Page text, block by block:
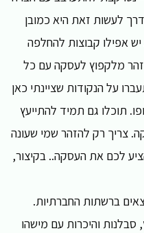
לעשות זאת היא כמובן
יש אפילו קבוצות להחלפה
מלקפוץ לעסקה עם כל
על הנקודות שציינתי כאן
תוכלו גם תמיד להתייעץ
צריך רק להזהר שמי שעונה
לכם את העסקה.. בקיצור,
ברשתות החברתיות.
והיכרות עם מישהו